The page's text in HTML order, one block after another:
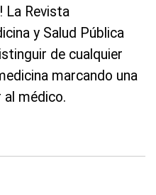
La Revista
y Salud Pública
de cualquier
marcando una
al médico.